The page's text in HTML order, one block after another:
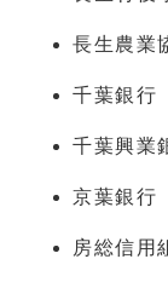
長生農業
千葉銀行
千葉興業
京葉銀行
房総信用